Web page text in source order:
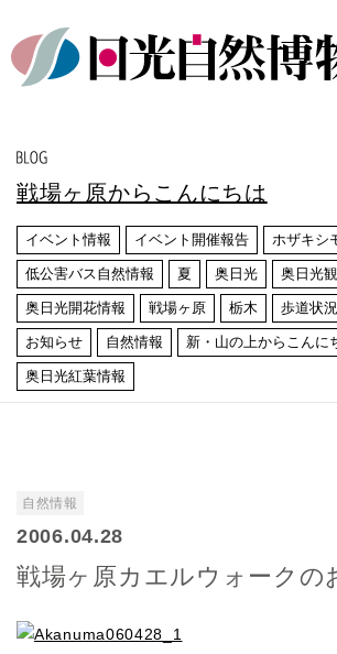
戦場ヶ原からこんにちは
イベント情報 イベント開催報告 ホザキシ
低公害バス自然情報 夏 奥日光 奥日光
奥日光開花情報 戦場ヶ原 栃木 歩道状況
お知らせ 自然情報 新・山の上からこんに
奥日光紅葉情報
自然情報
2006.04.28
戦場ヶ原カエルウォークの